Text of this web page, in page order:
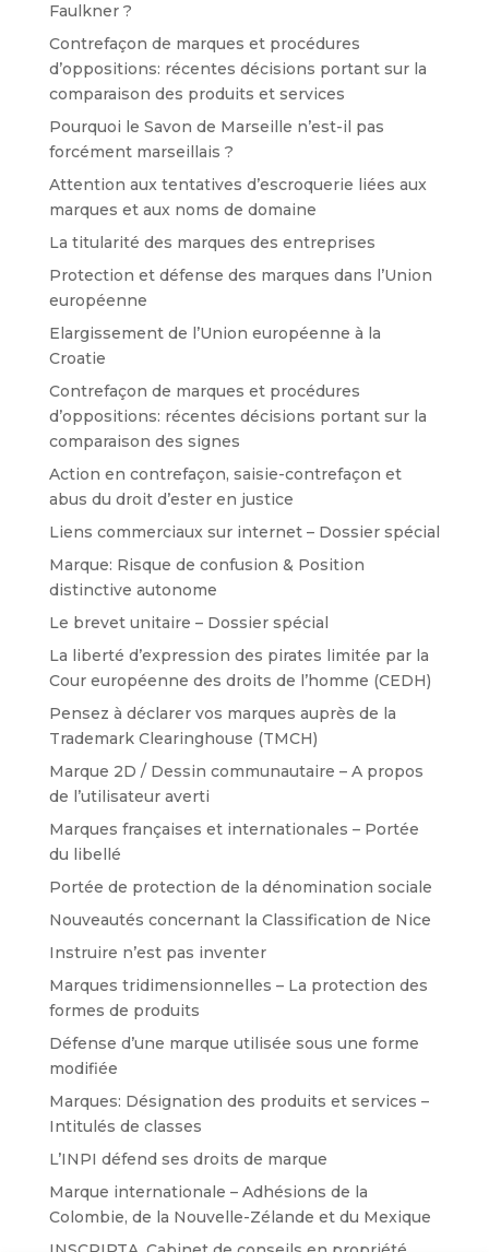
Faulkner ?
Contrefaçon de marques et procédures
d’oppositions: récentes décisions portant sur la
comparaison des produits et services
Pourquoi le Savon de Marseille n’est-il pas
forcément marseillais ?
Attention aux tentatives d’escroquerie liées aux
marques et aux noms de domaine
La titularité des marques des entreprises
Protection et défense des marques dans l’Union
européenne
Elargissement de l’Union européenne à la
Croatie
Contrefaçon de marques et procédures
d’oppositions: récentes décisions portant sur la
comparaison des signes
Action en contrefaçon, saisie-contrefaçon et
abus du droit d’ester en justice
Liens commerciaux sur internet – Dossier spécial
Marque: Risque de confusion & Position
distinctive autonome
Le brevet unitaire – Dossier spécial
La liberté d’expression des pirates limitée par la
Cour européenne des droits de l’homme (CEDH)
Pensez à déclarer vos marques auprès de la
Trademark Clearinghouse (TMCH)
Marque 2D / Dessin communautaire – A propos
de l’utilisateur averti
Marques françaises et internationales – Portée
du libellé
Portée de protection de la dénomination sociale
Nouveautés concernant la Classification de Nice
Instruire n’est pas inventer
Marques tridimensionnelles – La protection des
formes de produits
Défense d’une marque utilisée sous une forme
modifiée
Marques: Désignation des produits et services –
Intitulés de classes
L’INPI défend ses droits de marque
Marque internationale – Adhésions de la
Colombie, de la Nouvelle-Zélande et du Mexique